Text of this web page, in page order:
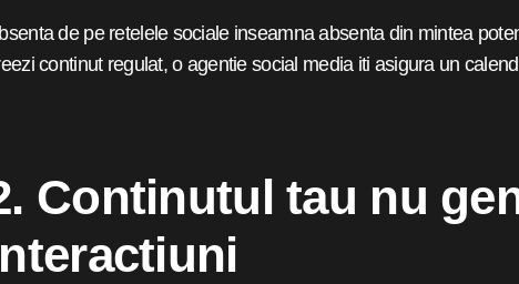
de pe retelele sociale inseamna absenta din mintea
continut regulat, o agentie social media iti asigura un
Continutul tau nu